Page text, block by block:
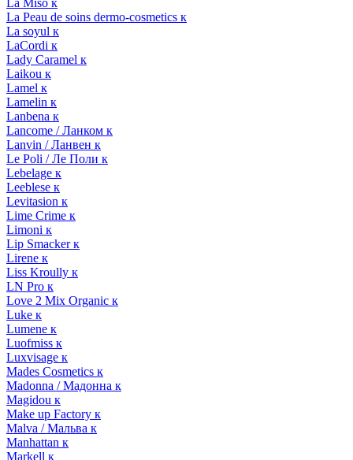
La Miso к
La Peau de soins dermo-cosmetics к
La soyul к
LaCordi к
Lady Caramel к
Laikou к
Lamel к
Lamelin к
Lanbena к
Lancome / Ланком к
Lanvin / Ланвен к
Le Poli / Ле Поли к
Lebelage к
Leeblese к
Levitasion к
Lime Crime к
Limoni к
Lip Smacker к
Lirene к
Liss Kroully к
LN Pro к
Love 2 Mix Organic к
Luke к
Lumene к
Luofmiss к
Luxvisage к
Mades Cosmetics к
Madonna / Мадонна к
Magidou к
Make up Factory к
Malva / Мальва к
Manhattan к
Markell к